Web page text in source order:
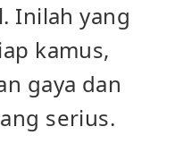
Inilah yang
kamus,
gaya dan
serius.